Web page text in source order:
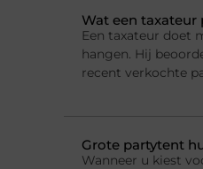
Wat een taxateur
Een taxateur doet
hangen. Hij
recent verkochte
Grote partytent
Wanneer u kiest